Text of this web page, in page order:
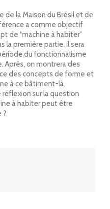
de la Maison du Brésil et de
a comme objectif
de “machine à habiter”
la première partie, il sera
du fonctionnalisme
Après, on montrera des
des concepts de forme et
à ce bâtiment-là.
sur la question
à habiter peut être
?